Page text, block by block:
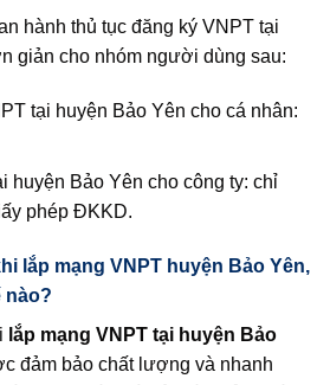
hành thủ tục đăng ký VNPT tại
giản cho nhóm người dùng sau:
tại huyện Bảo Yên cho cá nhân:
huyện Bảo Yên cho công ty: chỉ
phép ĐKKD.
lắp mạng VNPT huyện Bảo Yên,
nào?
lắp mạng VNPT tại huyện Bảo
đảm bảo chất lượng và nhanh